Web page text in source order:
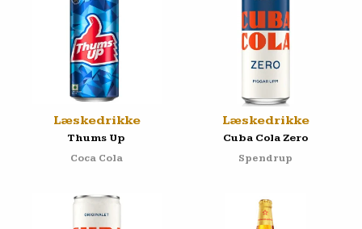
Læskedrikke
Thums Up
Coca Cola
Læskedrikke
Cuba Cola Zero
Spendrup